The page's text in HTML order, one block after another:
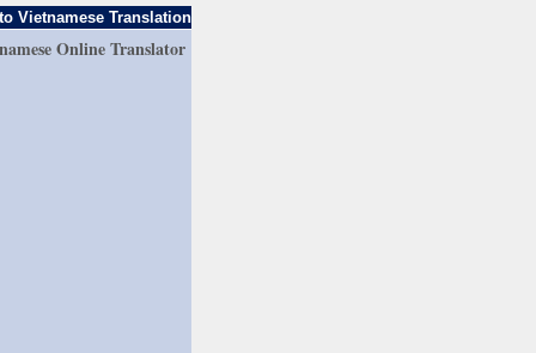
Vietnamese Translation
Online Translator